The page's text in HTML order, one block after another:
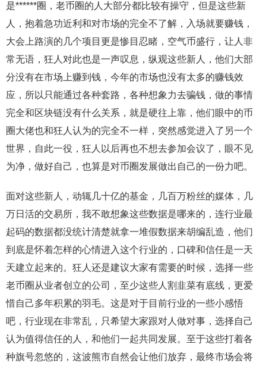
是******圈，老币圈的人大部分都比较有操守，但是这些新
人，抱着急功近利和对市场的完全不了解，入场就要赚钱，
大会上路演的几个项目更是惨目忍睹，空气币盛行，让人非
常无语，狂人对此也是一声叹息，纵观这些新人，他们大部
分没有在市场上赚到钱，今年的市场也没有太多的赚钱效
应，所以只能通过各种套路，各种想象力去骗钱，做的事情
完全和区块链没有什么关系，就是硬往上靠，他们眼中的币
圈大佬也和狂人认为的完全不一样，突然感觉进入了另一个
世界，自此一役，狂人以后再也不想去参加会议了，眼不见
为净，做好自己，也算是对币圈发展做出自己的一份力吧。
面对这些新人，动辄几十亿的基金，几百万粉丝的媒体，几
万日活的交易所，我不敢想象这些数据是哪来的，连行业最
起码的数据都没统计清楚就拿一堆假数据来胡编乱造，他们
到底是怀着怎样的心情进入这个行业的，口碑和信任是一天
天建立起来的。狂人还是建议大家有需要的时候，选择一些
老币圈从业者创立的公司，至少这些人割韭菜有底线，更爱
惜自己多年积累的羽毛。这是对于目前行业的一些小感悟
吧，行业现在非常乱，只希望大家跟对人做对事，选择自己
认为值得信任的人，和他们一起共同发展。至于这些打着各
种旗号忽悠的，这波熊市自然会让他们放弃，最终市场会将